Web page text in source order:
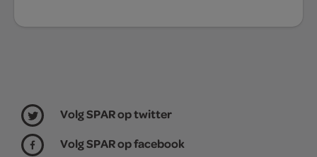
Volg SPAR op twitter
Volg SPAR op facebook